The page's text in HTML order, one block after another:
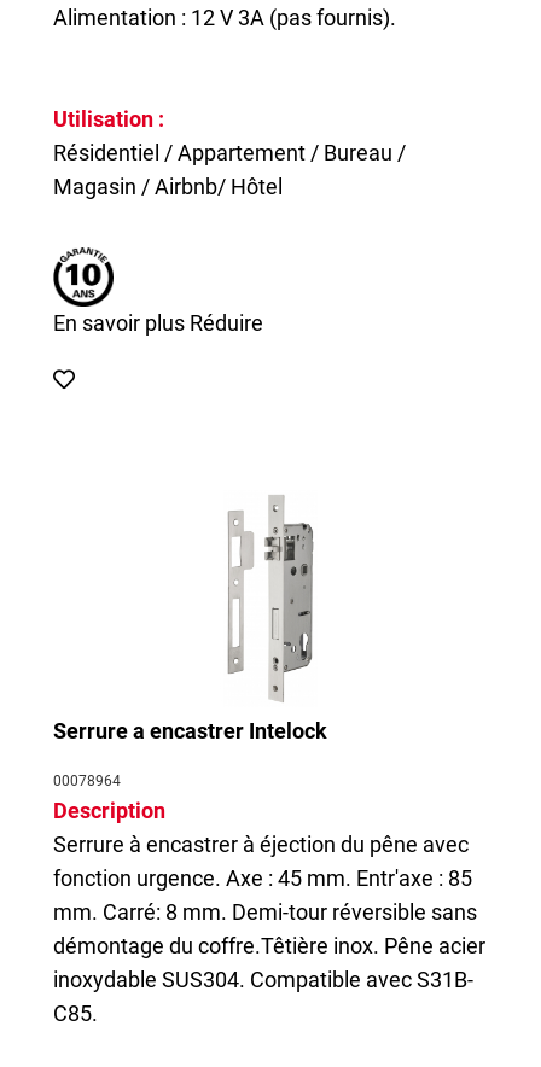
Alimentation : 12 V 3A (pas fournis).
Utilisation :
Résidentiel / Appartement / Bureau /
Magasin / Airbnb/ Hôtel
En savoir plus Réduire
Serrure a encastrer Intelock
00078964
Description
Serrure à encastrer à éjection du pêne avec
fonction urgence. Axe : 45 mm. Entr'axe : 85
mm. Carré: 8 mm. Demi-tour réversible sans
démontage du coffre.Têtière inox. Pêne acier
inoxydable SUS304. Compatible avec S31B-
C85.